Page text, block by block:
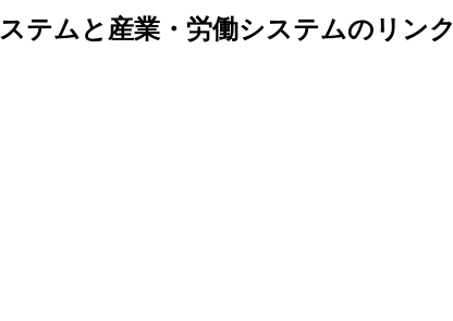
テムと産業・労働システムのリンク